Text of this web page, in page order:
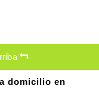
domicilio en